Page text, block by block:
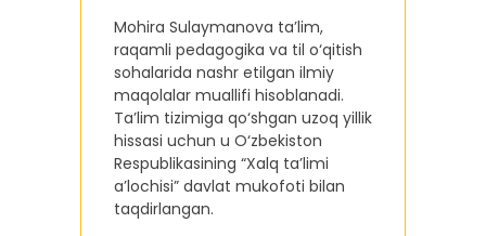
Mohira Sulaymanova ta’lim,
raqamli pedagogika va til o‘qitish
sohalarida nashr etilgan ilmiy
maqolalar muallifi hisoblanadi.
Ta’lim tizimiga qo‘shgan uzoq yillik
hissasi uchun u O‘zbekiston
Respublikasining “Xalq ta’limi
a’lochisi” davlat mukofoti bilan
taqdirlangan.